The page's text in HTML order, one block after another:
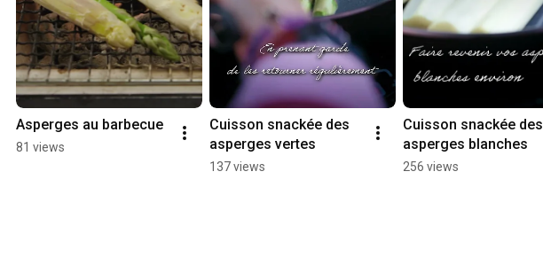
Asperges au barbecue
81 views
Cuisson snackée des
asperges vertes
137 views
Cuisson snackée des
asperges blanches
256 views